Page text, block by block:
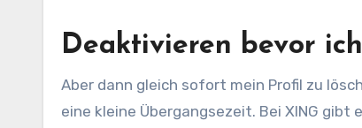
Deaktivieren bevor
Aber dann gleich sofort mein Profil zu
eine kleine Übergangsezeit. Bei XING